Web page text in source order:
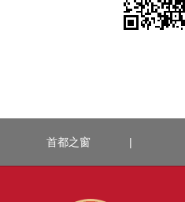
首都之窗 |